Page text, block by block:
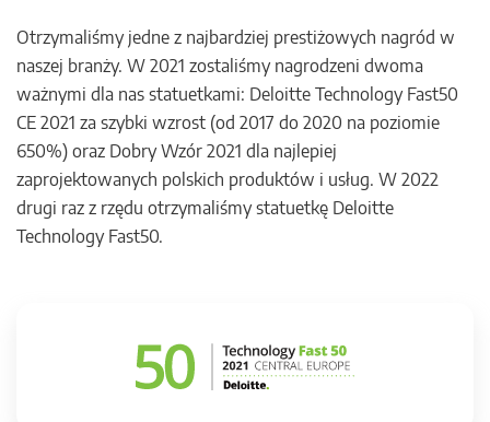
Otrzymaliśmy jedne z najbardziej prestiżowych nagród w
naszej branży. W 2021 zostaliśmy nagrodzeni dwoma
ważnymi dla nas statuetkami: Deloitte Technology Fast50
CE 2021 za szybki wzrost (od 2017 do 2020 na poziomie
650%) oraz Dobry Wzór 2021 dla najlepiej
zaprojektowanych polskich produktów i usług. W 2022
drugi raz z rzędu otrzymaliśmy statuetkę Deloitte
Technology Fast50.